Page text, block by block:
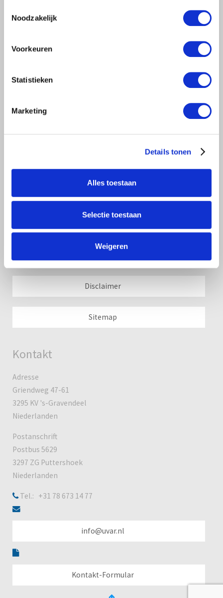
Noodzakelijk
Voorkeuren
Statistieken
Marketing
Details tonen
Alles toestaan
Selectie toestaan
Weigeren
Disclaimer
Sitemap
Kontakt
Adresse
Griendweg 47-61
3295 KV 's-Gravendeel
Niederlanden
Postanschrift
Postbus 5629
3297 ZG Puttershoek
Niederlanden
Tel.: +31 78 673 14 77
info@uvar.nl
Kontakt-Formular